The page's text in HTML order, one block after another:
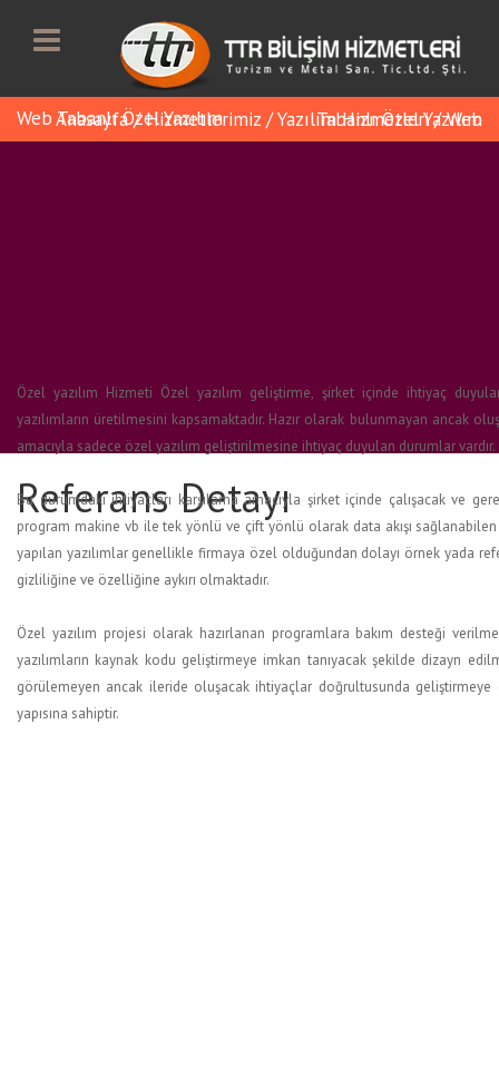
Web Tabanlı Özel Yazılım
Anasayfa / Hizmetlerimiz /Yazılım Hizmetleri /
Web Tabanlı Özel Yazılım
Referans Detayı
Özel yazılım Hizmeti Özel yazılım geliştirme, şirket içinde ihtiyaç
yazılımların üretilmesini kapsamaktadır. Hazır olarak bulunmayan ancak
amacıyla sadece özel yazılım geliştirilmesine ihtiyaç duyulan durumlar vardır.
Bu durumdaki ihtiyaçları karşılama amacıyla şirket içinde çalışacak ve
program makine vb ile tek yönlü ve çift yönlü olarak data akışı sağlanabilen
yapılan yazılımlar genellikle firmaya özel olduğundan dolayı örnek yada
gizliliğine ve özelliğine aykırı olmaktadır.
Özel yazılım projesi olarak hazırlanan programlara bakım desteği
yazılımların kaynak kodu geliştirmeye imkan tanıyacak şekilde dizayn
görülemeyen ancak ileride oluşacak ihtiyaçlar doğrultusunda geliştirmeye
yapısına sahiptir.